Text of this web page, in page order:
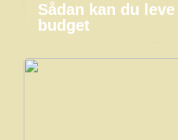
Sådan kan du
budget